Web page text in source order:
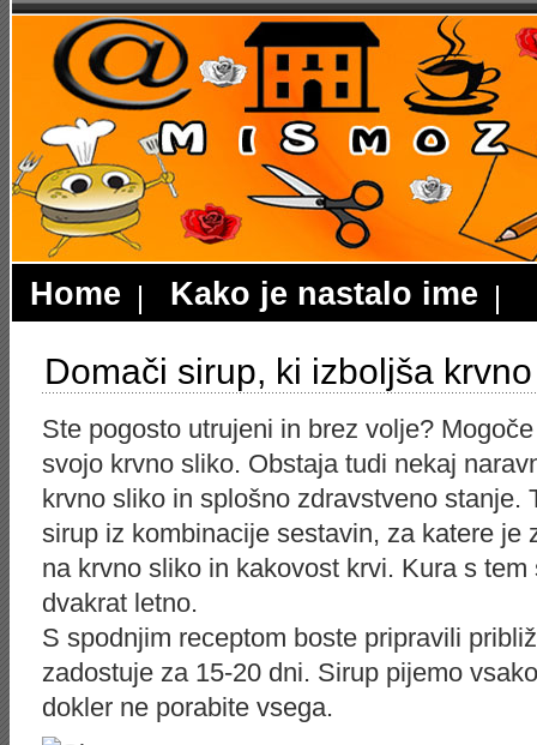
Home Kako je nastalo ime
Domači sirup, ki izboljša
Ste pogosto utrujeni in brez volje?
svojo krvno sliko. Obstaja tudi nekaj
krvno sliko in splošno zdravstveno stanje.
sirup iz kombinacije sestavin, za katere je
na krvno sliko in kakovost krvi. Kura s
dvakrat letno.
S spodnjim receptom boste pripravili
zadostuje za 15-20 dni. Sirup pijemo
dokler ne porabite vsega.